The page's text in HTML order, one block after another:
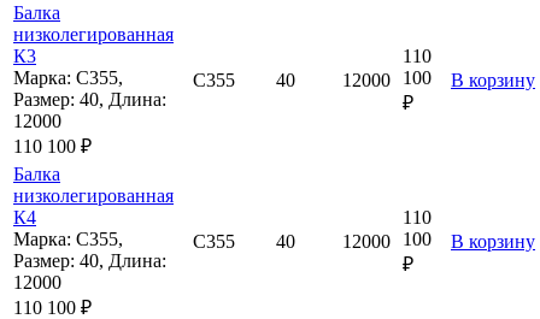
Балка
низколегированная
К3
Марка: С355,
Размер: 40, Длина:
12000
110 100 ₽
С355 40 12000
110
100
₽
В корзину
Балка
низколегированная
К4
Марка: С355,
Размер: 40, Длина:
12000
110 100 ₽
С355 40 12000
110
100
₽
В корзину